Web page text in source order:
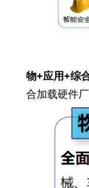
物+应用+综
合加载硬件